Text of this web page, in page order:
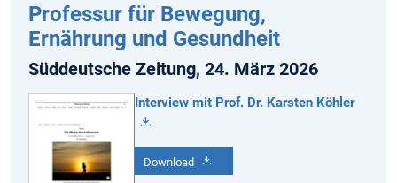
Professur für Bewegung,
Ernährung und Gesundheit
Süddeutsche Zeitung, 24. März 2026
Interview mit Prof. Dr. Karsten Köhler
Download